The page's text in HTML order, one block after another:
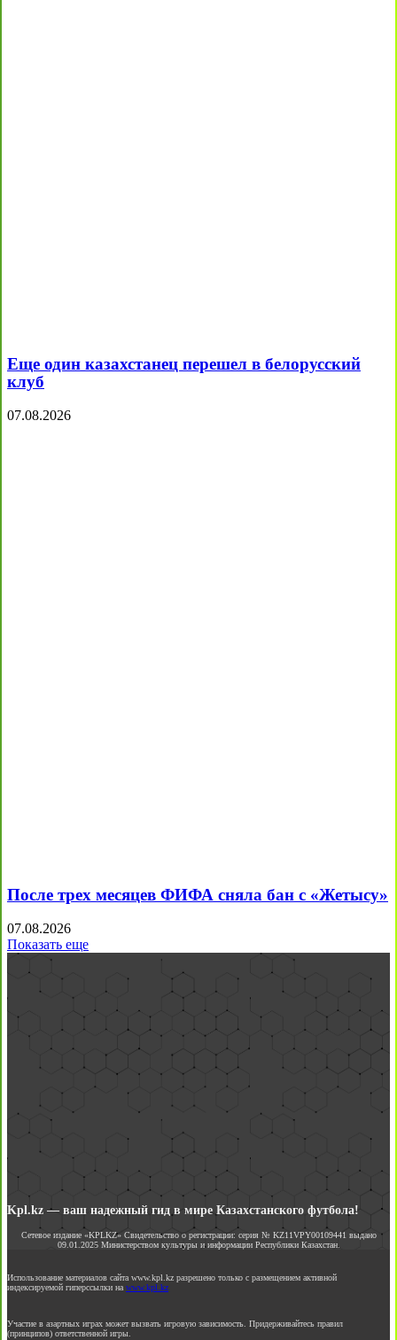
Еще один казахстанец перешел в белорусский
клуб
07.08.2026
После трех месяцев ФИФА сняла бан с «Жетысу»
07.08.2026
Показать еще
Kpl.kz — ваш надежный гид в мире Казахстанского футбола!
Сетевое издание «KPLKZ» Свидетельство о регистрации: серия № KZ11VPY00109441 выдано
09.01.2025 Министерством культуры и информации Республики Казахстан.
Использование материалов сайта www.kpl.kz разрешено только с размещением активной
индексируемой гиперссылки на www.kpl.kz
Участие в азартных играх может вызвать игровую зависимость. Придерживайтесь правил
(принципов) ответственной игры.